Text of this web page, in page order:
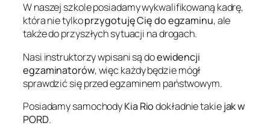
W naszej szkole posiadamy wykwalifikowaną kadrę,
która nie tylkoprzygotuję Cię do egzaminu, ale
także do przyszłych sytuacji na drogach.
Nasi instruktorzy wpisani są doewidencji
egzaminatorów, więc każdy będzie mógł
sprawdzić się przed egzaminem państwowym.
Posiadamy samochodyKia Riodokładnie takiejak w
PORD.